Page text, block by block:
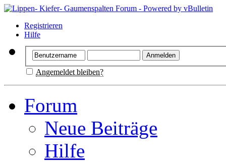
Registrieren
Hilfe
Angemeldet bleiben?
Forum
Neue Beiträge
Hilfe